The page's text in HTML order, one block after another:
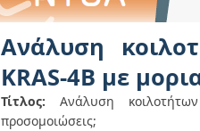
Ανάλυση
KRAS-4B με
Τίτλος:
Ανάλυση
προσομοιώσεις;